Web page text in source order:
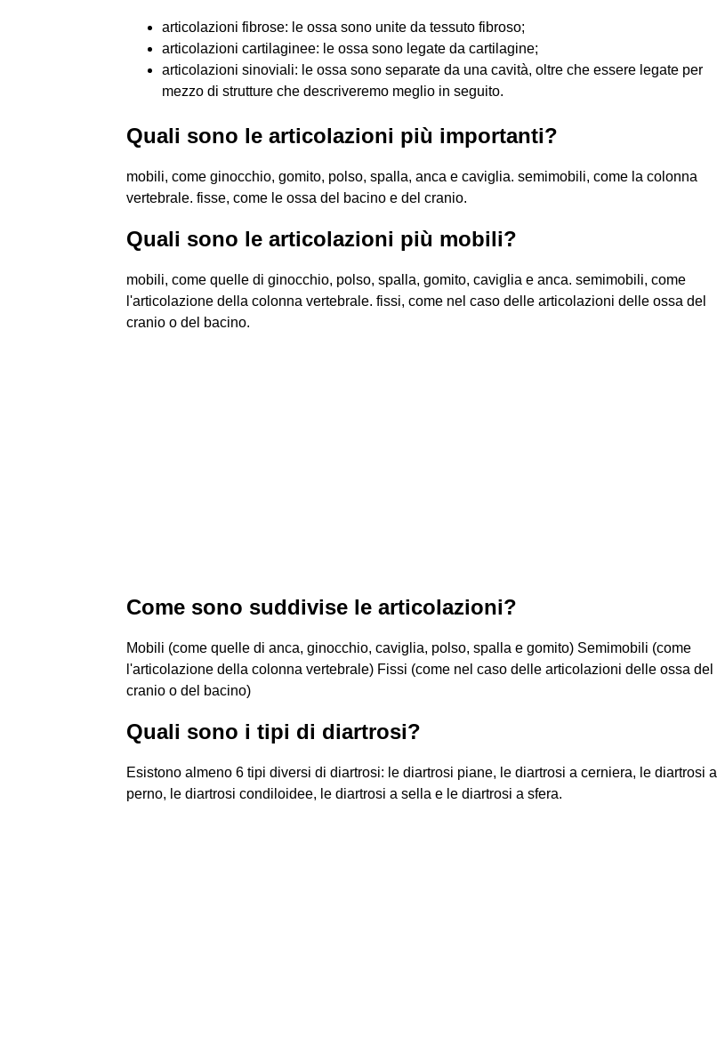
articolazioni fibrose: le ossa sono unite da tessuto fibroso;
articolazioni cartilaginee: le ossa sono legate da cartilagine;
articolazioni sinoviali: le ossa sono separate da una cavità, oltre che essere legate per
mezzo di strutture che descriveremo meglio in seguito.
Quali sono le articolazioni più importanti?
mobili, come ginocchio, gomito, polso, spalla, anca e caviglia. semimobili, come la colonna
vertebrale. fisse, come le ossa del bacino e del cranio.
Quali sono le articolazioni più mobili?
mobili, come quelle di ginocchio, polso, spalla, gomito, caviglia e anca. semimobili, come
l'articolazione della colonna vertebrale. fissi, come nel caso delle articolazioni delle ossa del
cranio o del bacino.
Come sono suddivise le articolazioni?
Mobili (come quelle di anca, ginocchio, caviglia, polso, spalla e gomito) Semimobili (come
l'articolazione della colonna vertebrale) Fissi (come nel caso delle articolazioni delle ossa del
cranio o del bacino)
Quali sono i tipi di diartrosi?
Esistono almeno 6 tipi diversi di diartrosi: le diartrosi piane, le diartrosi a cerniera, le diartrosi a
perno, le diartrosi condiloidee, le diartrosi a sella e le diartrosi a sfera.